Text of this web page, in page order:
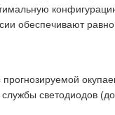
обеспечивают
светодиодов